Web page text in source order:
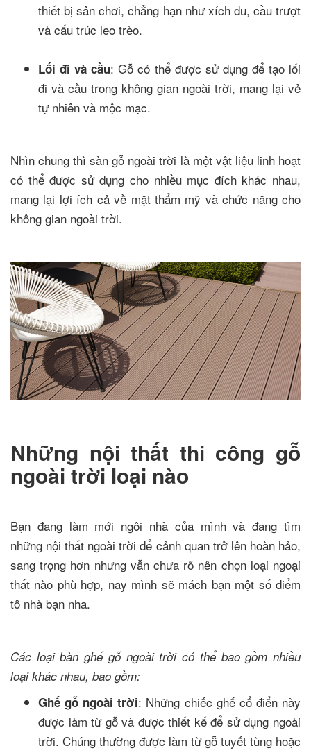
thiết bị sân chơi, chẳng hạn như xích đu, cầu trượt
và cấu trúc leo trèo.
Lối đi và cầu: Gỗ có thể được sử dụng để tạo lối
đi và cầu trong không gian ngoài trời, mang lại vẻ
tự nhiên và mộc mạc.
Nhìn chung thì sàn gỗ ngoài trời là một vật liệu linh hoạt
có thể được sử dụng cho nhiều mục đích khác nhau,
mang lại lợi ích cả về mặt thẩm mỹ và chức năng cho
không gian ngoài trời.
Những nội thất thi công gỗ
ngoài trời loại nào
Bạn đang làm mới ngôi nhà của mình và đang tìm
những nội thất ngoài trời để cảnh quan trở lên hoàn hảo,
sang trọng hơn nhưng vẫn chưa rõ nên chọn loại ngoại
thất nào phù hợp, nay mình sẽ mách bạn một số điểm
tô nhà bạn nha.
Các loại bàn ghế gỗ ngoài trời có thể bao gồm nhiều
loại khác nhau, bao gồm:
Ghế gỗ ngoài trời: Những chiếc ghế cổ điển này
được làm từ gỗ và được thiết kế để sử dụng ngoài
trời. Chúng thường được làm từ gỗ tuyết tùng hoặc